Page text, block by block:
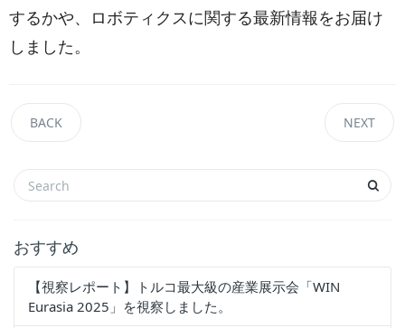
するかや、ロボティクスに関する最新情報をお届け
しました。
BACK NEXT
おすすめ
【視察レポート】トルコ最大級の産業展示会「WIN
Eurasia 2025」を視察しました。